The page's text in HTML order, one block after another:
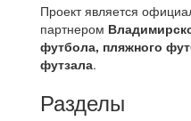
Проект является
партнером
футбола, пляжного
футзала.
Разделы